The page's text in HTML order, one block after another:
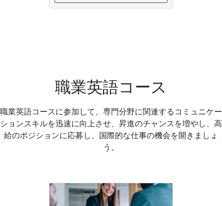
職業英語コース
職業英語コースに参加して、専門分野に関連するコミュニケー
ションスキルを迅速に向上させ、昇進のチャンスを増やし、高
給のポジションに応募し、国際的な仕事の機会を開きましょ
う。